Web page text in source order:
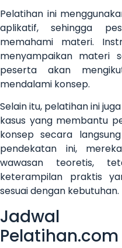
Pelatihan ini
aplikatif, sehingga
memahami materi.
menyampaikan materi
peserta akan
mendalami konsep.
Selain itu, pelatihan ini
kasus yang membantu
konsep secara
pendekatan ini,
wawasan teoretis,
keterampilan praktis
sesuai dengan kebutuhan.
Jadwal
Pelatihan.com